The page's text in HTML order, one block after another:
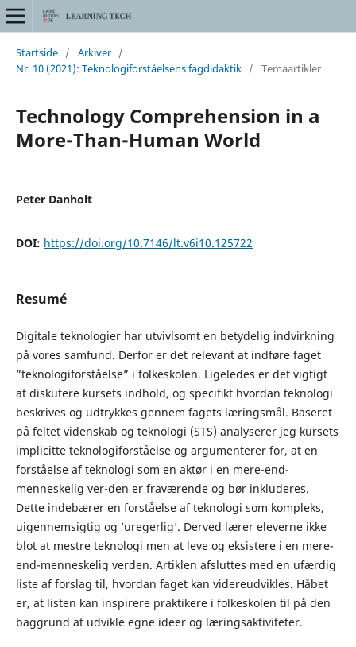
Startside / Arkiver /
Nr. 10 (2021): Teknologiforståelsens fagdidaktik / Temaartikler
Technology Comprehension in a
More-Than-Human World
Peter Danholt
DOI: https://doi.org/10.7146/lt.v6i10.125722
Resumé
Digitale teknologier har utvivlsomt en betydelig indvirkning
på vores samfund. Derfor er det relevant at indføre faget
”teknologiforståelse” i folkeskolen. Ligeledes er det vigtigt
at diskutere kursets indhold, og speciﬁkt hvordan teknologi
beskrives og udtrykkes gennem fagets læringsmål. Baseret
på feltet videnskab og teknologi (STS) analyserer jeg kursets
implicitte teknologiforståelse og argumenterer for, at en
forståelse af teknologi som en aktør i en mere-end-
menneskelig ver-den er fraværende og bør inkluderes.
Dette indebærer en forståelse af teknologi som kompleks,
uigennemsigtig og ’uregerlig’. Derved lærer eleverne ikke
blot at mestre teknologi men at leve og eksistere i en mere-
end-menneskelig verden. Artiklen afsluttes med en ufærdig
liste af forslag til, hvordan faget kan videreudvikles. Håbet
er, at listen kan inspirere praktikere i folkeskolen til på den
baggrund at udvikle egne ideer og læringsaktiviteter.